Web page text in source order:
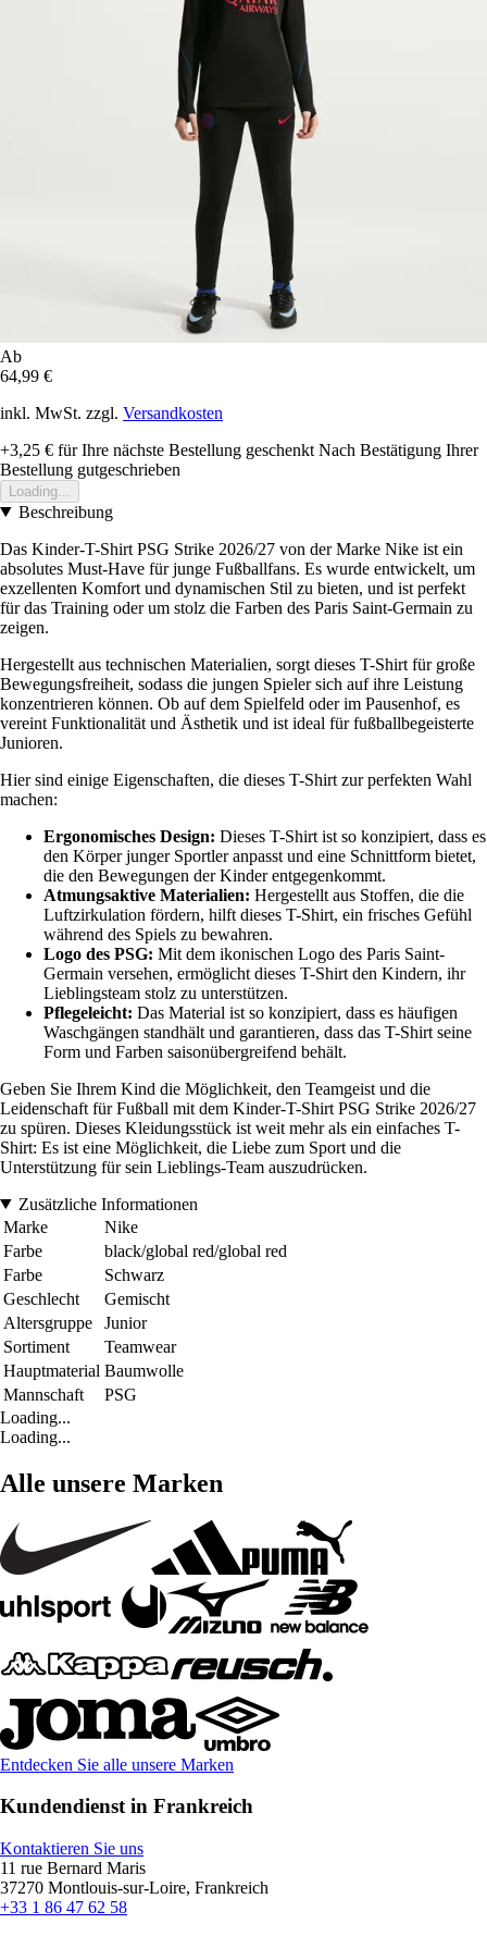
Ab
64,99 €
inkl. MwSt. zzgl. Versandkosten
+3,25 € für Ihre nächste Bestellung geschenkt Nach Bestätigung Ihrer
Bestellung gutgeschrieben
Loading...
Beschreibung
Das Kinder-T-Shirt PSG Strike 2026/27 von der Marke Nike ist ein
absolutes Must-Have für junge Fußballfans. Es wurde entwickelt, um
exzellenten Komfort und dynamischen Stil zu bieten, und ist perfekt
für das Training oder um stolz die Farben des Paris Saint-Germain zu
zeigen.
Hergestellt aus technischen Materialien, sorgt dieses T-Shirt für große
Bewegungsfreiheit, sodass die jungen Spieler sich auf ihre Leistung
konzentrieren können. Ob auf dem Spielfeld oder im Pausenhof, es
vereint Funktionalität und Ästhetik und ist ideal für fußballbegeisterte
Junioren.
Hier sind einige Eigenschaften, die dieses T-Shirt zur perfekten Wahl
machen:
Ergonomisches Design: Dieses T-Shirt ist so konzipiert, dass es
den Körper junger Sportler anpasst und eine Schnittform bietet,
die den Bewegungen der Kinder entgegenkommt.
Atmungsaktive Materialien: Hergestellt aus Stoffen, die die
Luftzirkulation fördern, hilft dieses T-Shirt, ein frisches Gefühl
während des Spiels zu bewahren.
Logo des PSG: Mit dem ikonischen Logo des Paris Saint-
Germain versehen, ermöglicht dieses T-Shirt den Kindern, ihr
Lieblingsteam stolz zu unterstützen.
Pflegeleicht: Das Material ist so konzipiert, dass es häufigen
Waschgängen standhält und garantieren, dass das T-Shirt seine
Form und Farben saisonübergreifend behält.
Geben Sie Ihrem Kind die Möglichkeit, den Teamgeist und die
Leidenschaft für Fußball mit dem Kinder-T-Shirt PSG Strike 2026/27
zu spüren. Dieses Kleidungsstück ist weit mehr als ein einfaches T-
Shirt: Es ist eine Möglichkeit, die Liebe zum Sport und die
Unterstützung für sein Lieblings-Team auszudrücken.
Zusätzliche Informationen
Marke
Nike
Farbe
black/global red/global red
Farbe
Schwarz
Geschlecht
Gemischt
Altersgruppe
Junior
Sortiment
Teamwear
Hauptmaterial Baumwolle
Mannschaft
PSG
Loading...
Loading...
Alle unsere Marken
Entdecken Sie alle unsere Marken
Kundendienst in Frankreich
Kontaktieren Sie uns
11 rue Bernard Maris
37270 Montlouis-sur-Loire, Frankreich
+33 1 86 47 62 58